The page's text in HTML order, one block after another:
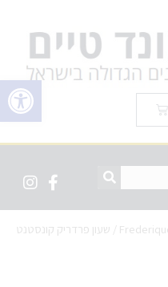
פתח
/ שעון פרדריק קונסטנט